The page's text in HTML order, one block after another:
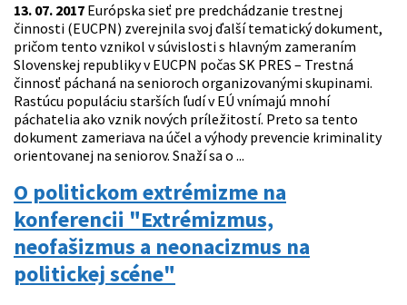
13. 07. 2017 Európska sieť pre predchádzanie trestnej
činnosti (EUCPN) zverejnila svoj ďalší tematický dokument,
pričom tento vznikol v súvislosti s hlavným zameraním
Slovenskej republiky v EUCPN počas SK PRES – Trestná
činnosť páchaná na senioroch organizovanými skupinami.
Rastúcu populáciu starších ľudí v EÚ vnímajú mnohí
páchatelia ako vznik nových príležitostí. Preto sa tento
dokument zameriava na účel a výhody prevencie kriminality
orientovanej na seniorov. Snaží sa o ...
O politickom extrémizme na
konferencii "Extrémizmus,
neofašizmus a neonacizmus na
politickej scéne"